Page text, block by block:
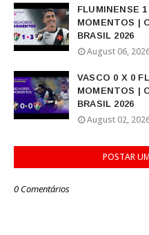
FLUMINENSE
MOMENTOS |
BRASIL 2026
August 06,
VASCO 0 X 0
MOMENTOS |
BRASIL 2026
August 02,
POSTAR
0 Comentários